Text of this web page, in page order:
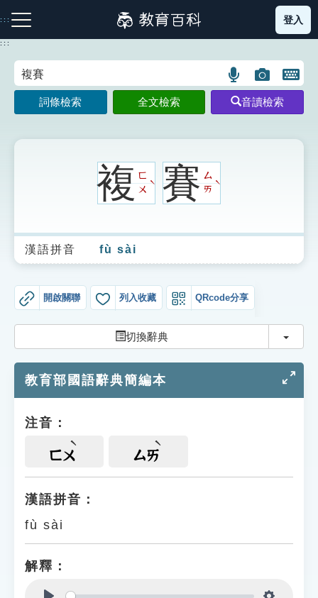
到
主
:::
注音索引圖示 筆畫索引圖示 部首索引表圖示
生字詞彙表
成語故事
索引選單
單字索引
遊戲專區
貓頭鷹博士
登入
:::
語
言
搜
圖
片
搜
開
鍵
圖
詞條檢索 全文檢索 音讀檢索
複ㄈ
ㄨ
ˋ 賽ㄙ
ㄞ
ˋ
漢語拼音 fù sài
開啟關聯 列入收藏 QRcode分享
切換辭典 切換
教育部國語辭典簡編本
注音：
ㄈㄨ ㄙㄞ
漢語拼音：
fù sài
解釋：